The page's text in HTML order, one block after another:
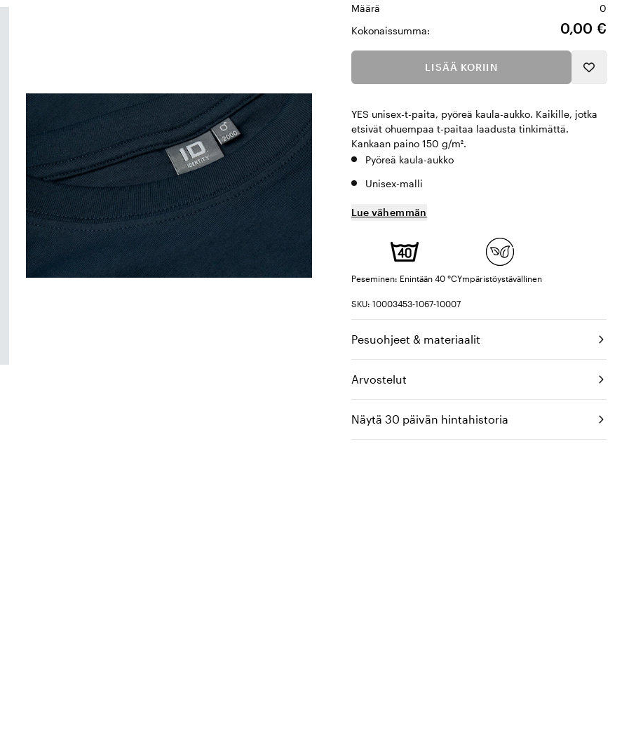
Määrä
0
Kokonaissumma:
0,00 €
LISÄÄ KORIIN
YES unisex-t-paita, pyöreä kaula-aukko. Kaikille, jotka
etsivät ohuempaa t-paitaa laadusta tinkimättä.
Kankaan paino 150 g/m².
Pyöreä kaula-aukko
Unisex-malli
Lue vähemmän
Peseminen: Enintään 40 °CYmpäristöystävällinen
SKU: 10003453-1067-10007
Pesuohjeet & materiaalit
Arvostelut
Näytä 30 päivän hintahistoria